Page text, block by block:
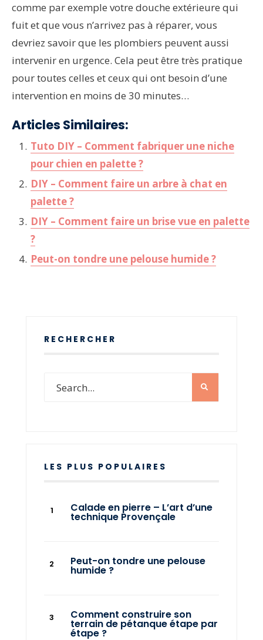
comme par exemple votre douche extérieure qui
fuit et que vous n’arrivez pas à réparer, vous
devriez savoir que les plombiers peuvent aussi
intervenir en urgence. Cela peut être très pratique
pour toutes celles et ceux qui ont besoin d’une
intervention en moins de 30 minutes…
Articles Similaires:
Tuto DIY – Comment fabriquer une niche
pour chien en palette ?
DIY – Comment faire un arbre à chat en
palette ?
DIY – Comment faire un brise vue en palette
?
Peut-on tondre une pelouse humide ?
RECHERCHER
LES PLUS POPULAIRES
Calade en pierre – L’art d’une
technique Provençale
Peut-on tondre une pelouse
humide ?
Comment construire son
terrain de pétanque étape par
étape ?